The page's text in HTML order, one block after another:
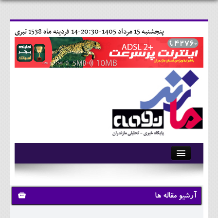
14 فردينه ماه 1538 تبری پنجشنبه 15 مرداد 1405-20:30-
آرشیو
تماس با ما
وبلاگ
آرشیو مقاله ها